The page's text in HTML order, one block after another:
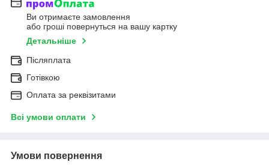
Ви отримаєте замовлення
або гроші повернуться на вашу картку
Детальніше
Післяплата
Готівкою
Оплата за реквізитами
Всі умови оплати
Умови повернення